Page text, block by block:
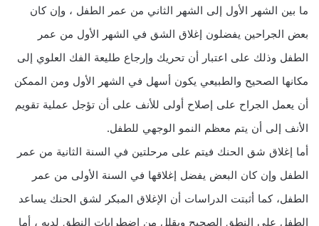
ما بين الشهر الأول إلى الشهر الثاني من عمر الطفل ، وإن كان
بعض الجراحين يفضلون إغلاق الشق في الشهر الأول من عمر
الطفل وذلك على اعتبار أن تحريك وإرجاع طليعة الفك العلوي إلى
مكانها الصحيح والطبيعي يكون أسهل في الشهر الأول ومن الممكن
أن يعمل الجراح على إصلاح أولى للأنف على أن تؤجل عملية تقويم
الأنف إلى أن يتم معظم النمو الوجهي للطفل.
أما إغلاق شق الحنك فيتم على مرحلتين في السنة الثانية من عمر
الطفل وإن كان البعض يفضل إغلاقها في السنة الأولى من عمر
الطفل، كما أثبتت الدراسات أن الإغلاق المبكر لشق الحنك يساعد